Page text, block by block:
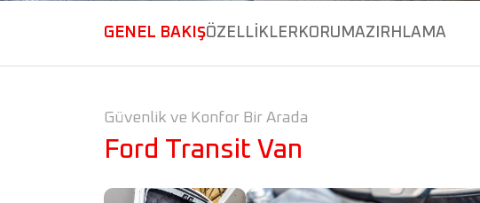
GENEL BAKIŞÖZELLİKLER KORUMAZIRHLAMA
Güvenlik ve Konfor Bir Arada
Ford Transit Van